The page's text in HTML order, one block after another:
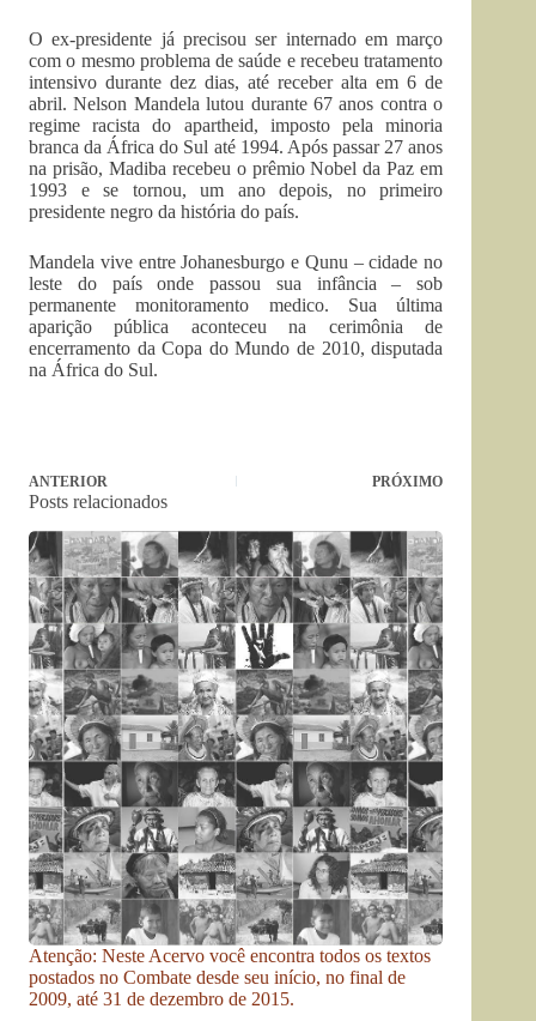
O ex-presidente já precisou ser internado em março
com o mesmo problema de saúde e recebeu tratamento
intensivo durante dez dias, até receber alta em 6 de
abril. Nelson Mandela lutou durante 67 anos contra o
regime racista do apartheid, imposto pela minoria
branca da África do Sul até 1994. Após passar 27 anos
na prisão, Madiba recebeu o prêmio Nobel da Paz em
1993 e se tornou, um ano depois, no primeiro
presidente negro da história do país.
Mandela vive entre Johanesburgo e Qunu – cidade no
leste do país onde passou sua infância – sob
permanente monitoramento medico. Sua última
aparição pública aconteceu na cerimônia de
encerramento da Copa do Mundo de 2010, disputada
na África do Sul.
ANTERIOR PRÓXIMO
Posts relacionados
Atenção: Neste Acervo você encontra todos os textos
postados no Combate desde seu início, no final de
2009, até 31 de dezembro de 2015.